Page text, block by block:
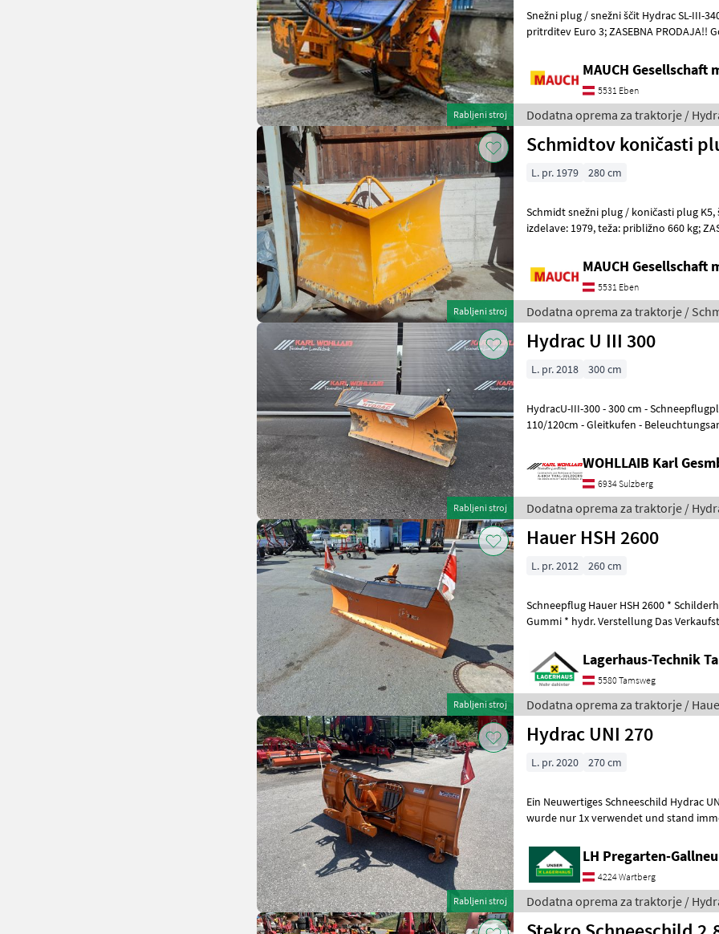
Rabljeni stroj
Snežni plug / snežni ščit Hydrac SL-III-340, širina čiščenja: 340
pritrditev Euro 3; ZASEBNA PRODAJA!! Gojenje plošč, Rezila za strgalo:
MAUCH Gesellschaft
5531 Eben
Dodatna oprema za traktorje /
Rabljeni stroj
Schmidtov koničasti
L. pr. 1979 280 cm
Schmidt snežni plug / koničasti plug K5, širina pluga: 2800 mm, leto
izdelave: 1979, teža: približno 660 kg; ZASEBNI PRODAJA!! Gojenje
MAUCH Gesellschaft
5531 Eben
Dodatna oprema za traktorje /
Rabljeni stroj
Hydrac U III 300
L. pr. 2018 300 cm
HydracU-III-300 - 300 cm - Schneepflugplatte GR. 3 - Scharhöhe
110/120cm - Gleitkufen - Beleuchtungsanlage - Schutzplane -
WOHLLAIB Karl
6934 Sulzberg
Dodatna oprema za traktorje /
Rabljeni stroj
Hauer HSH 2600
L. pr. 2012 260 cm
Schneepflug Hauer HSH 2600 * Schilderhöhung * Schneestaubschutz
Gummi * hydr. Verstellung Das Verkaufsteam der Lagerhaus Technik
Lagerhaus-Technik
5580 Tamsweg
Dodatna oprema za traktorje /
Rabljeni stroj
Hydrac UNI 270
L. pr. 2020 270 cm
Ein Neuwertiges Schneeschild Hydrac
wurde nur 1x verwendet und stand
LH Pregarten-
4224 Wartberg
Dodatna oprema za traktorje /